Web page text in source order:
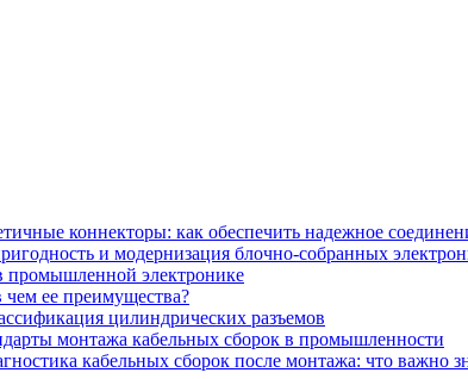
коннекторы: как обеспечить надежное
и модернизация блочно-собранных
промышленной электронике
ее преимущества?
цилиндрических разъемов
монтажа кабельных сборок в промышленности
кабельных сборок после монтажа: что важно